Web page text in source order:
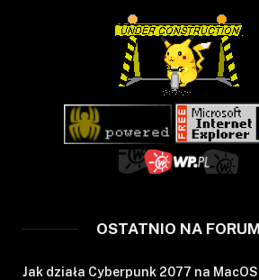
OSTATNIO NA FORUM
Jak działa Cyberpunk 2077 na